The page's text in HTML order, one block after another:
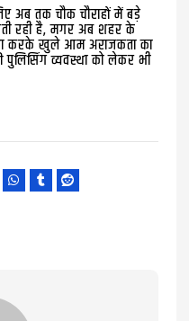
अब तक चौक चौराहों में बड़े
रही है, मगर अब शहर के
करके खुले आम अराजकता का
पुलिसिंग व्यवस्था को लेकर भी